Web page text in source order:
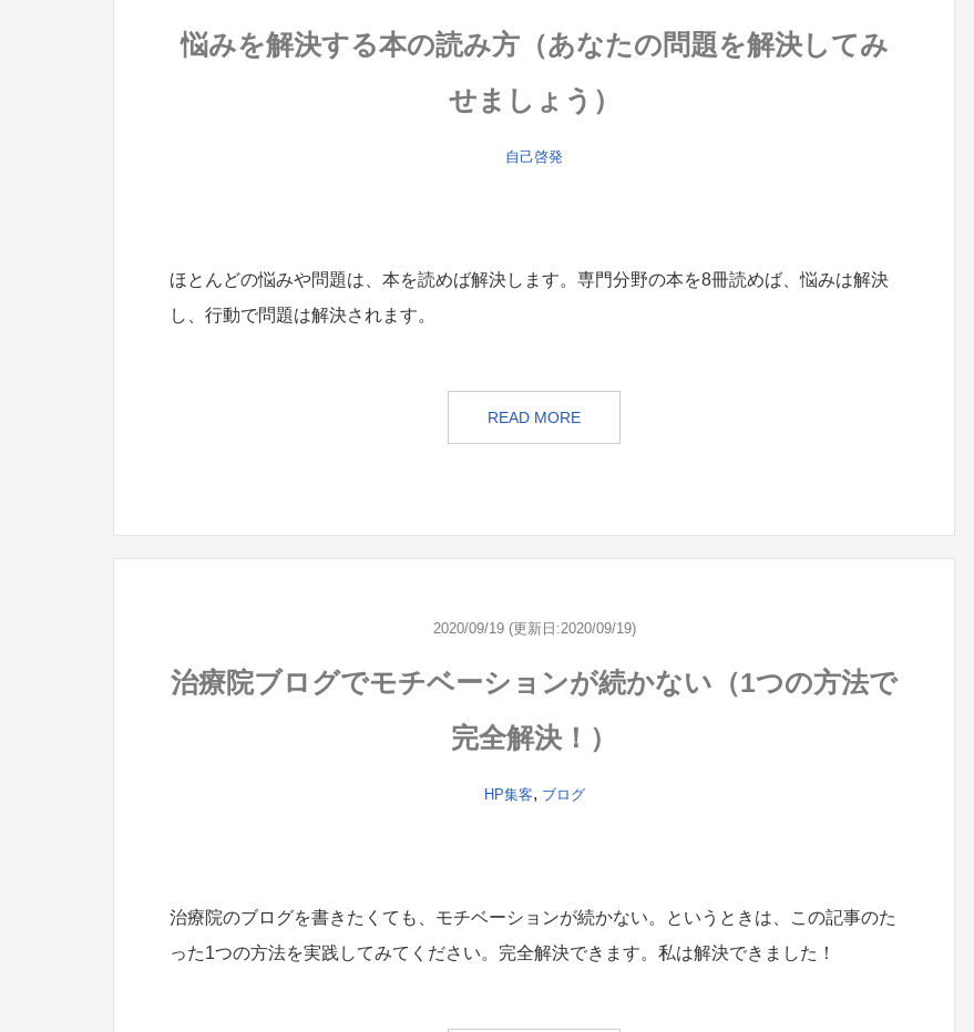
悩みを解決する本の読み方（あなたの問題を解決してみ
せましょう）
自己啓発
ほとんどの悩みや問題は、本を読めば解決します。専門分野の本を8冊読めば、悩みは解決
し、行動で問題は解決されます。
READ MORE
2020/09/19 (更新日:2020/09/19)
治療院ブログでモチベーションが続かない（1つの方法で
完全解決！）
HP集客, ブログ
治療院のブログを書きたくても、モチベーションが続かない。というときは、この記事のた
った1つの方法を実践してみてください。完全解決できます。私は解決できました！